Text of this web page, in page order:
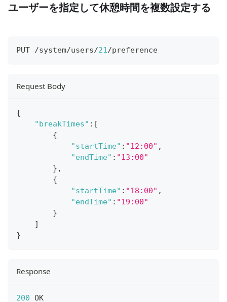
ユーザーを指定して休憩時間を複数設定する
PUT /system/users/21/preference
Request Body
{
"breakTimes" : [
{
"startTime" : "12:00" ,
"endTime" : "13:00"
} ,
{
"startTime" : "18:00" ,
"endTime" : "19:00"
}
]
}
Response
200 OK